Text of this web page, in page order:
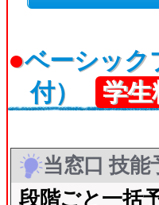
●ベーシック
付）
学生
当窓口 技能
段階ごと一括